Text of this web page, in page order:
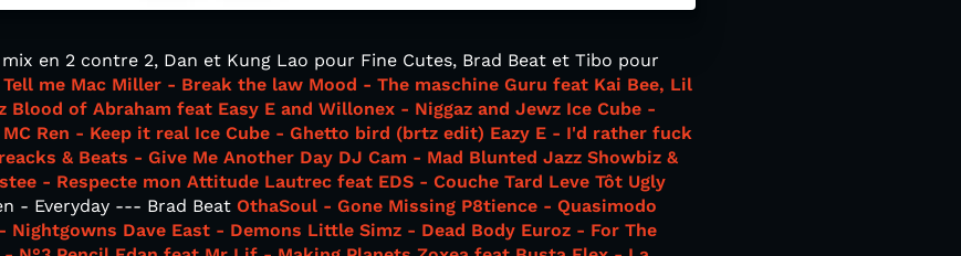
en 2 contre 2, Dan et Kung Lao pour Fine Cutes, Brad Beat et Tibo pour
me Mac Miller - Break the law Mood - The maschine Guru feat Kai Bee, Lil
Blood of Abraham feat Easy E and Willonex - Niggaz and Jewz Ice Cube -
MC Ren - Keep it real Ice Cube - Ghetto bird (brtz edit) Eazy E - I'd rather fuck
& Beats - Give Me Another Day DJ Cam - Mad Blunted Jazz Showbiz &
- Respecte mon Attitude Lautrec feat EDS - Couche Tard Leve Tôt Ugly
- Everyday --- Brad Beat OthaSoul - Gone Missing P8tience - Quasimodo
Nightgowns Dave East - Demons Little Simz - Dead Body Euroz - For The